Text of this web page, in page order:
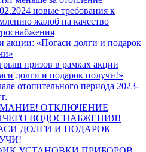
новые требования к
жалоб на качество
акции: «Погаси долги и подарок
призов в рамках акции
долги и подарок получи!»
отопительного периода 2023-
ОТКЛЮЧЕНИЕ
ВОДОСНАБЖЕНИЯ!
ДОЛГИ И ПОДАРОК